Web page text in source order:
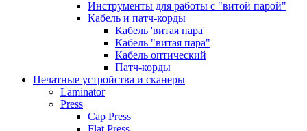
Инструменты для работы с "витой парой"
Кабель и патч-корды
Кабель 'витая пара'
Кабель "витая пара"
Кабель оптический
Патч-корды
Печатные устройства и сканеры
Laminator
Press
Cap Press
Flat Press